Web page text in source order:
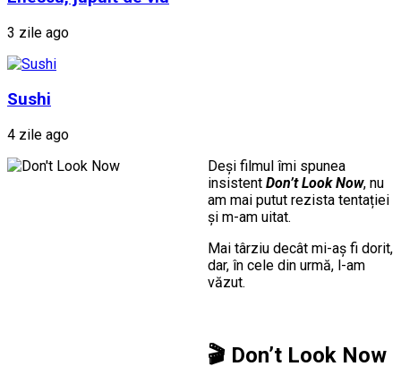
3 zile ago
Sushi
4 zile ago
Deși filmul îmi spunea
insistent Don’t Look Now, nu
am mai putut rezista tentației
și m-am uitat.
Mai târziu decât mi-aș fi dorit,
dar, în cele din urmă, l-am
văzut.
🎬 Don’t Look Now